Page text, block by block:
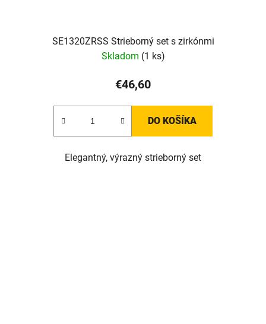
SE1320ZRSS Strieborný set s zirkónmi
Skladom (1 ks)
€46,60
DO KOŠÍKA
Elegantný, výrazný strieborný set